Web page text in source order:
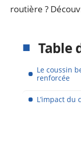
routière ?
Table
Le coussin
renforcée
L’impact